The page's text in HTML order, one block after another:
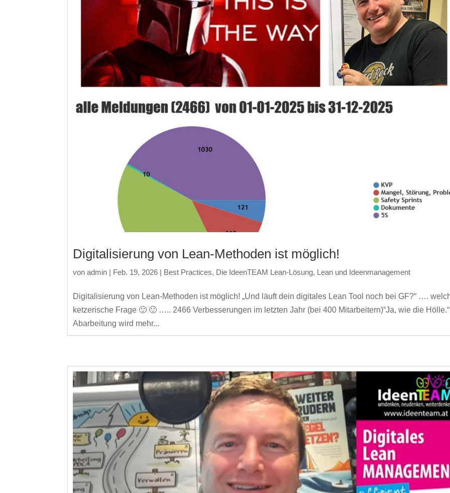
Digitalisierung von Lean-Methoden ist möglich!
vonadmin | Feb. 19, 2026 | Best Practices, Die IdeenTEAM Lean-Lösung, Lean und Ideenmanagement
Digitalisierung von Lean-Methoden ist möglich! „Und läuft dein digitales Lean Tool noch bei GF?“ ….
ketzerische Frage 🙂 🙂 ….. 2466 Verbesserungen im letzten Jahr (bei 400 Mitarbeitern)“Ja, wie die Hölle.“
Abarbeitung wird mehr...